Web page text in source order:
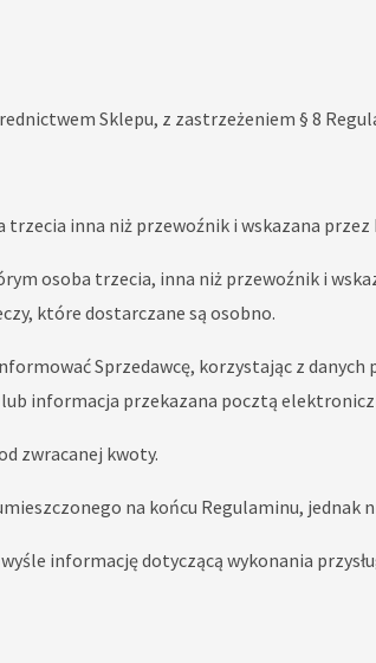
Sklepu, z zastrzeżeniem § 8
inna niż przewoźnik i wskazana
osoba trzecia, inna niż przewoźnik i
które dostarczane są osobno.
Sprzedawcę, korzystając z
lub informacja przekazana pocztą
zwracanej kwoty.
na końcu Regulaminu, jednak
informację dotyczącą wykonania